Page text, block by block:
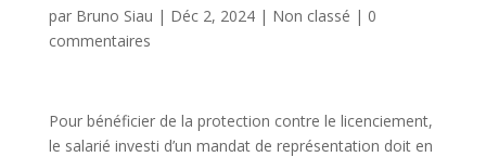
par Bruno Siau | Déc 2, 2024| Non classé | 0
commentaires
Pour bénéficier de la protection contre le licenciement,
le salarié investi d’un mandat de représentation doit en